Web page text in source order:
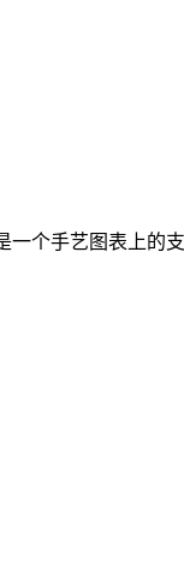
个手艺图表上的